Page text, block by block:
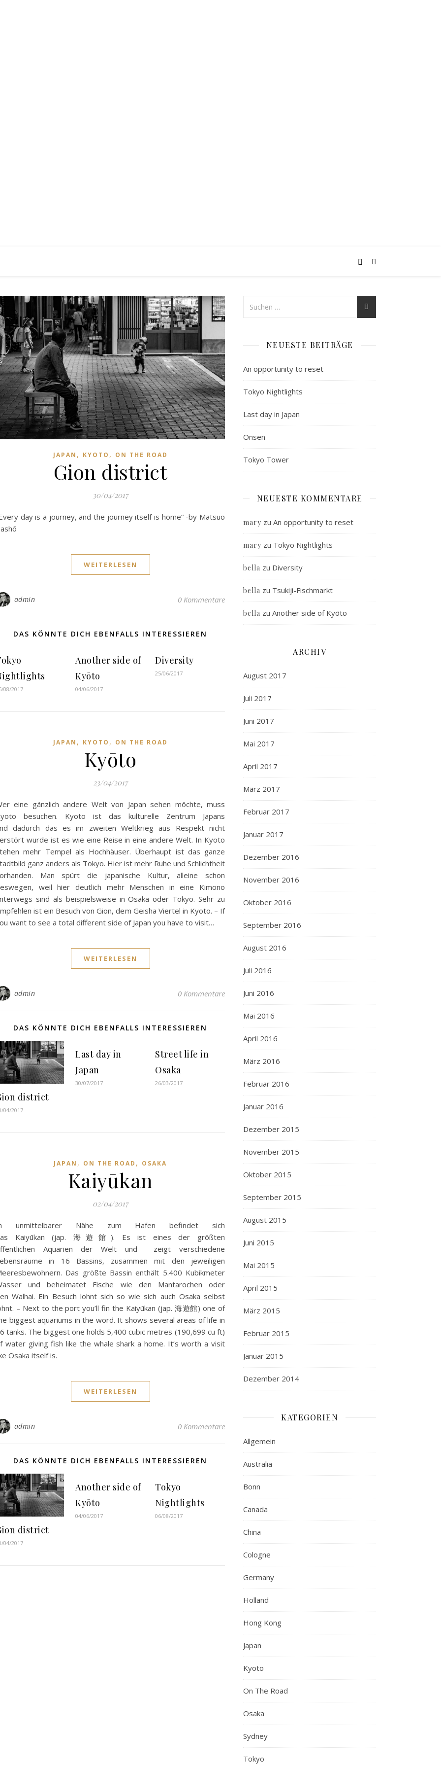
JAPAN , KYOTO , ON THE ROAD
Gion district
30/04/2017
day is a journey, and the journey itself is home“ -by Matsuo
WEITERLESEN
admin 0 Kommentare
DAS KÖNNTE DICH EBENFALLS INTERESSIEREN
08/2017
Another side of
Kyōto
04/06/2017
Diversity
25/06/2017
JAPAN , KYOTO , ON THE ROAD
Kyōto
23/04/2017
eine gänzlich andere Welt von Japan sehen möchte, muss
besuchen. Kyoto ist das kulturelle Zentrum Japans
dadurch das es im zweiten Weltkrieg aus Respekt nicht
wurde ist es wie eine Reise in eine andere Welt. In Kyoto
mehr Tempel als Hochhäuser. Überhaupt ist das ganze
ganz anders als Tokyo. Hier ist mehr Ruhe und Schlichtheit
Man spürt die japanische Kultur, alleine schon
weil hier deutlich mehr Menschen in eine Kimono
sind als beispielsweise in Osaka oder Tokyo. Sehr zu
ist ein Besuch von Gion, dem Geisha Viertel in Kyoto. – If
want to see a total different side of Japan you have to visit…
WEITERLESEN
admin 0 Kommentare
DAS KÖNNTE DICH EBENFALLS INTERESSIEREN
district
04/2017
Last day in
Japan
30/07/2017
Street life in
Osaka
26/03/2017
JAPAN , ON THE ROAD , OSAKA
Kaiyūkan
02/04/2017
unmittelbarer Nähe zum Hafen befindet sich
Kaiyūkan (jap. 海遊館). Es ist eines der größten
Aquarien der Welt und zeigt verschiedene
in 16 Bassins, zusammen mit den jeweiligen
Das größte Bassin enthält 5.400 Kubikmeter
und beheimatet Fische wie den Mantarochen oder
Walhai. Ein Besuch lohnt sich so wie sich auch Osaka selbst
– Next to the port you’ll fin the Kaiyūkan (jap. 海遊館) one of
biggest aquariums in the word. It shows several areas of life in
tanks. The biggest one holds 5,400 cubic metres (190,699 cu ft)
water giving fish like the whale shark a home. It’s worth a visit
Osaka itself is.
WEITERLESEN
admin 0 Kommentare
DAS KÖNNTE DICH EBENFALLS INTERESSIEREN
district
04/2017
Another side of
Kyōto
04/06/2017
Tokyo
Nightlights
06/08/2017
NEUESTE BEITRÄGE
An opportunity to reset
Tokyo Nightlights
Last day in Japan
Onsen
Tokyo Tower
NEUESTE KOMMENTARE
mary zu An opportunity to reset
mary zu Tokyo Nightlights
bella zu Diversity
bella zu Tsukiji-Fischmarkt
bella zu Another side of Kyōto
ARCHIV
August 2017
Juli 2017
Juni 2017
Mai 2017
April 2017
März 2017
Februar 2017
Januar 2017
Dezember 2016
November 2016
Oktober 2016
September 2016
August 2016
Juli 2016
Juni 2016
Mai 2016
April 2016
März 2016
Februar 2016
Januar 2016
Dezember 2015
November 2015
Oktober 2015
September 2015
August 2015
Juni 2015
Mai 2015
April 2015
März 2015
Februar 2015
Januar 2015
Dezember 2014
KATEGORIEN
Allgemein
Australia
Bonn
Canada
China
Cologne
Germany
Holland
Hong Kong
Japan
Kyoto
On The Road
Osaka
Sydney
Tokyo